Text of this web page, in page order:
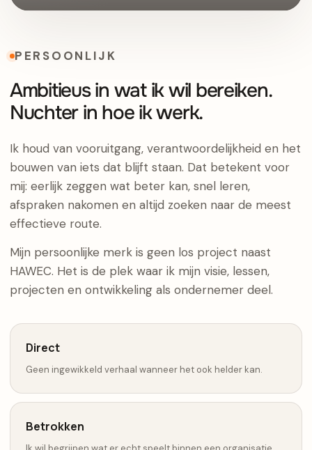
PERSOONLIJK
Ambitieus in wat ik wil bereiken.
Nuchter in hoe ik werk.
Ik houd van vooruitgang, verantwoordelijkheid en het
bouwen van iets dat blijft staan. Dat betekent voor
mij: eerlijk zeggen wat beter kan, snel leren,
afspraken nakomen en altijd zoeken naar de meest
effectieve route.
Mijn persoonlijke merk is geen los project naast
HAWEC. Het is de plek waar ik mijn visie, lessen,
projecten en ontwikkeling als ondernemer deel.
Direct
Geen ingewikkeld verhaal wanneer het ook helder kan.
Betrokken